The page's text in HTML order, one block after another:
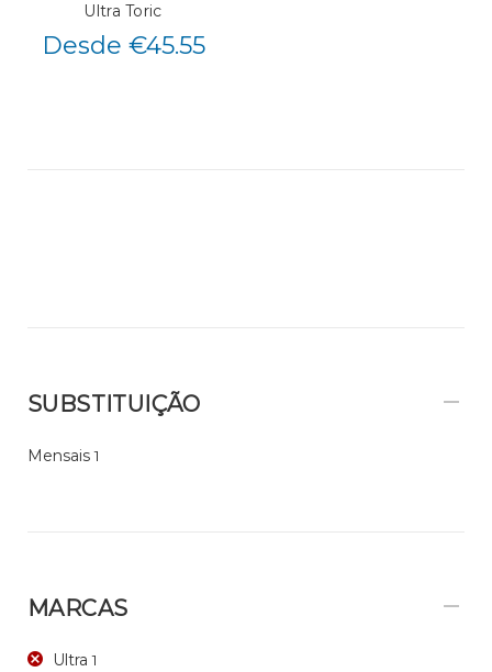
Ultra Toric
Desde €45.55
SUBSTITUIÇÃO
Mensais 1
MARCAS
Ultra 1